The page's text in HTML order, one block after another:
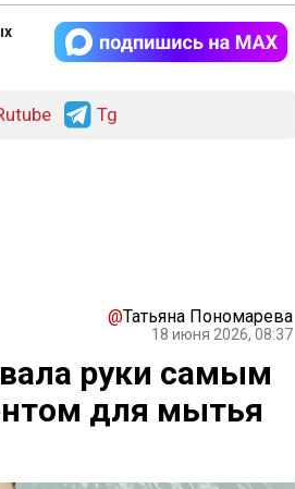
Tg
@Татьяна Пономарева
18 июня 2026, 08:37
руки самым
для мытья